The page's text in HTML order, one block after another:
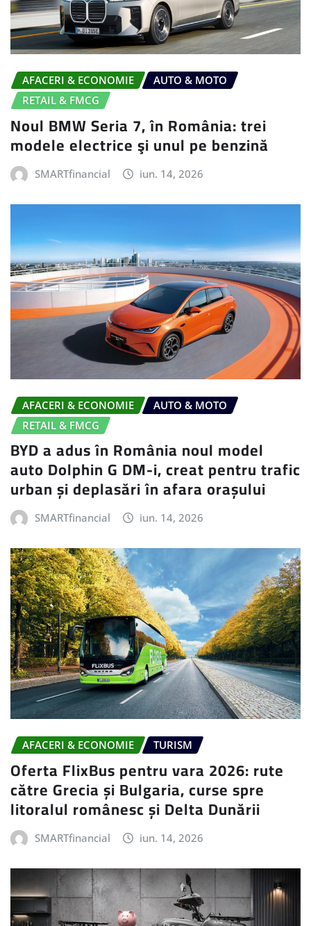
AFACERI & ECONOMIE
AUTO & MOTO
RETAIL & FMCG
Noul BMW Seria 7, în România: trei
modele electrice şi unul pe benzină
SMARTfinancial iun. 14, 2026
AFACERI & ECONOMIE
AUTO & MOTO
RETAIL & FMCG
BYD a adus în România noul model
auto Dolphin G DM-i, creat pentru trafic
urban și deplasări în afara orașului
SMARTfinancial iun. 14, 2026
AFACERI & ECONOMIE TURISM
Oferta FlixBus pentru vara 2026: rute
către Grecia și Bulgaria, curse spre
litoralul românesc și Delta Dunării
SMARTfinancial iun. 14, 2026